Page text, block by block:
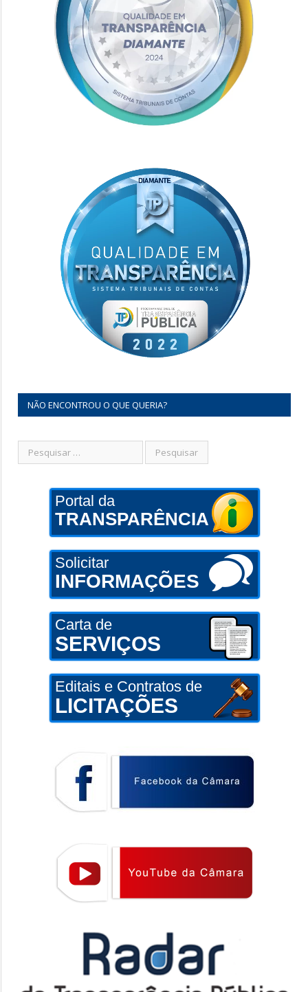
NÃO ENCONTROU O QUE QUERIA?
Portal da
TRANSPARÊNCIA
Solicitar
INFORMAÇÕES
Carta de
SERVIÇOS
Editais e Contratos de
LICITAÇÕES